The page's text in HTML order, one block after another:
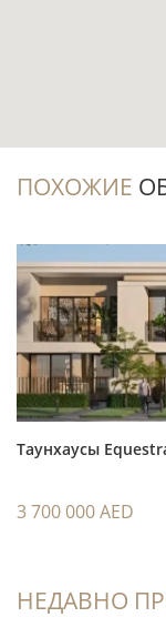
Готовый
аренды с
завершения
зон с
покупателей.
Таунхаус
интересен
собственное
формирует
ПОХОЖИЕ
Таунхаусы
3 700 000 AED
НЕДАВНО